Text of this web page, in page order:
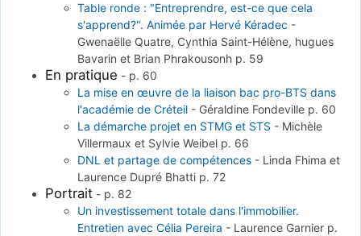
Table ronde : "Entreprendre, est-ce que cela
s'apprend?". Animée par Hervé Kéradec -
Gwenaëlle Quatre, Cynthia Saint-Hélène, hugues
Bavarin et Brian Phrakousonh p. 59
En pratique - p. 60
La mise en œuvre de la liaison bac pro-BTS dans
l'académie de Créteil - Géraldine Fondeville p. 60
La démarche projet en STMG et STS - Michèle
Villermaux et Sylvie Weibel p. 66
DNL et partage de compétences - Linda Fhima et
Laurence Dupré Bhatti p. 72
Portrait - p. 82
Un investissement totale dans l'immobilier.
Entretien avec Célia Pereira - Laurence Garnier p.